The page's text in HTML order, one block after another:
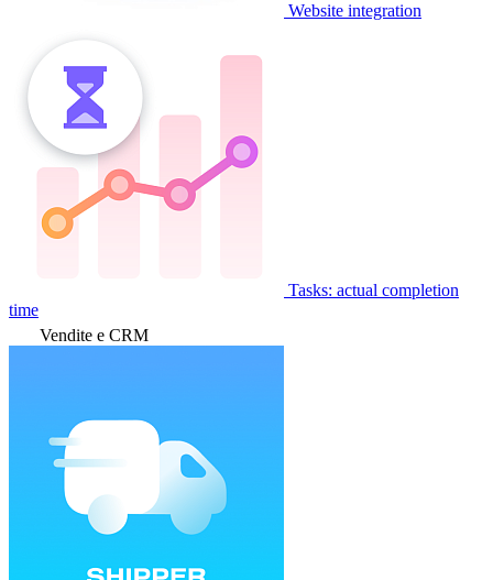
Website integration
Tasks: actual completion
time
Vendite e CRM